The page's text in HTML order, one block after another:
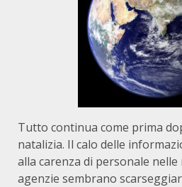
Tutto continua come prima
natalizia. Il calo delle
alla carenza di personale nelle
agenzie sembrano